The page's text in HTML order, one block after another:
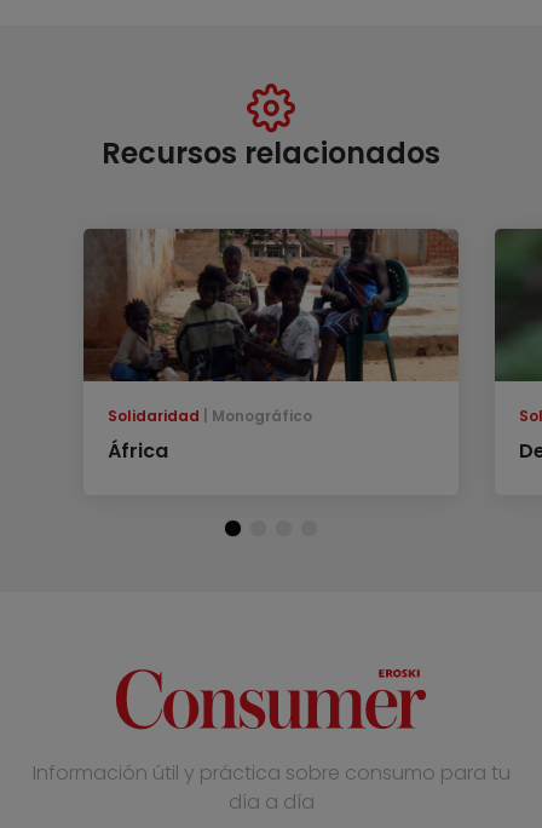
Recursos relacionados
Solidaridad Monográfico
África
Información útil y práctica sobre consumo para tu
día a día